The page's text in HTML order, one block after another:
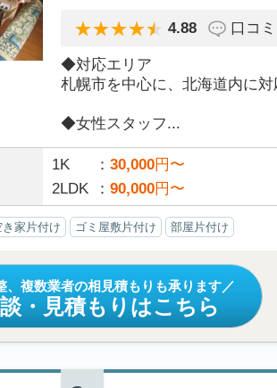
4.88 口コ
◆対応エリア
札幌市を中心に、北海道内に対
◆女性スタッフ...
1K 30,000円〜
2LDK
90,000円〜
き家片付け ゴミ屋敷片付け 部屋片付け
、複数業者の相見積もりも承ります
・見積もりはこちら